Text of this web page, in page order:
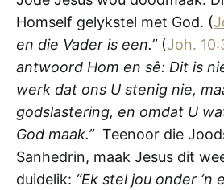
Homself gelykstel met God. (
en die Vader is een.” (Joh.
antwoord Hom en sê: Dit is
werk dat ons U stenig nie,
godslastering, en omdat U
God maak.”Teenoor die
Sanhedrin, maak Jesus dit
duidelik: “Ek stel jou onder ‘n